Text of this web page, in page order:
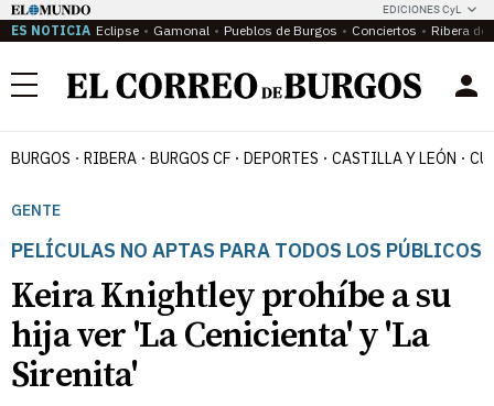
EDICIONES CyL
ES NOTICIA Eclipse Gamonal Pueblos de Burgos Conciertos Ribera del
Menú
BURGOS RIBERA BURGOS CF DEPORTES CASTILLA Y LEÓN
GENTE
PELÍCULAS NO APTAS PARA TODOS LOS PÚBLICOS
Keira Knightley prohíbe a su
hija ver 'La Cenicienta' y 'La
Sirenita'